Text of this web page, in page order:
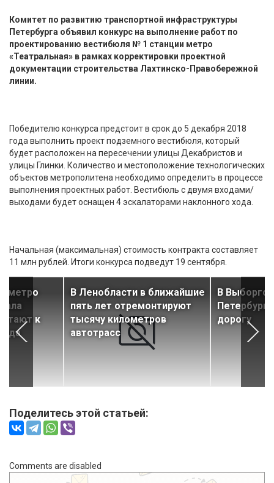
Комитет по развитию транспортной инфраструктуры
Петербурга объявил конкурс на выполнение работ по
проектированию вестибюля № 1 станции метро
«Театральная» в рамках корректировки проектной
документации строительства Лахтинско-Правобережной
линии.
Победителю конкурса предстоит в срок до 5 декабря 2018
года выполнить проект подземного вестибюля, который
будет расположен на пересечении улицы Декабристов и
улицы Глинки. Количество и местоположение технологических
объектов метрополитена необходимо определить в процессе
выполнения проектных работ. Вестибюль с двумя входами/
выходами будет оснащен 4 эскалаторами наклонного хода.
Начальная (максимальная) стоимость контракта составляет
11 млн рублей. Итоги конкурса подведут 19 сентября.
метро
к
В Ленобласти в ближайшие
пять лет отремонтируют
тысячу километров
автотрасс
В
дорогу
Поделитесь этой статьей:
Comments are disabled